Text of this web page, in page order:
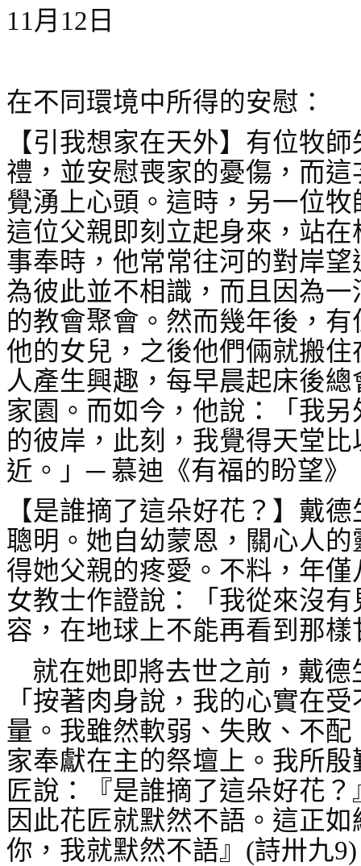
11 月 12 日
在不同環境中所得的安慰：
【引我想家在天外】有位牧
禮，並安慰喪家的憂傷，而
覺湧上心頭。這時，另一位
這位父親即刻立起身來，站
事奉時，他常常往河的對岸
為彼此並不相識，而且因為
的教會聚會。然而幾年後，
他的女兒，之後他們倆就搬
人產生興趣，每早晨起床後
家園。而如今，他說：「我
的彼岸，此刻，我覺得天堂
近。」─ 慕迪《有福的盼望》
【是誰摘了這朵好花？】戴
聰明。她自幼蒙恩，關心人
得她父親的疼愛。不料，年
女教士作證說：「我從來沒
容，在地球上不能再看到那
就在她即將去世之前，戴
「按著肉身說，我的心實在
量。我雖然軟弱、失敗、不
家奉獻在主的祭壇上。我所
匠說：『是誰摘了這朵好花
因此花匠就默然不語。這正
你，我就默然不語』 (詩卅九9)